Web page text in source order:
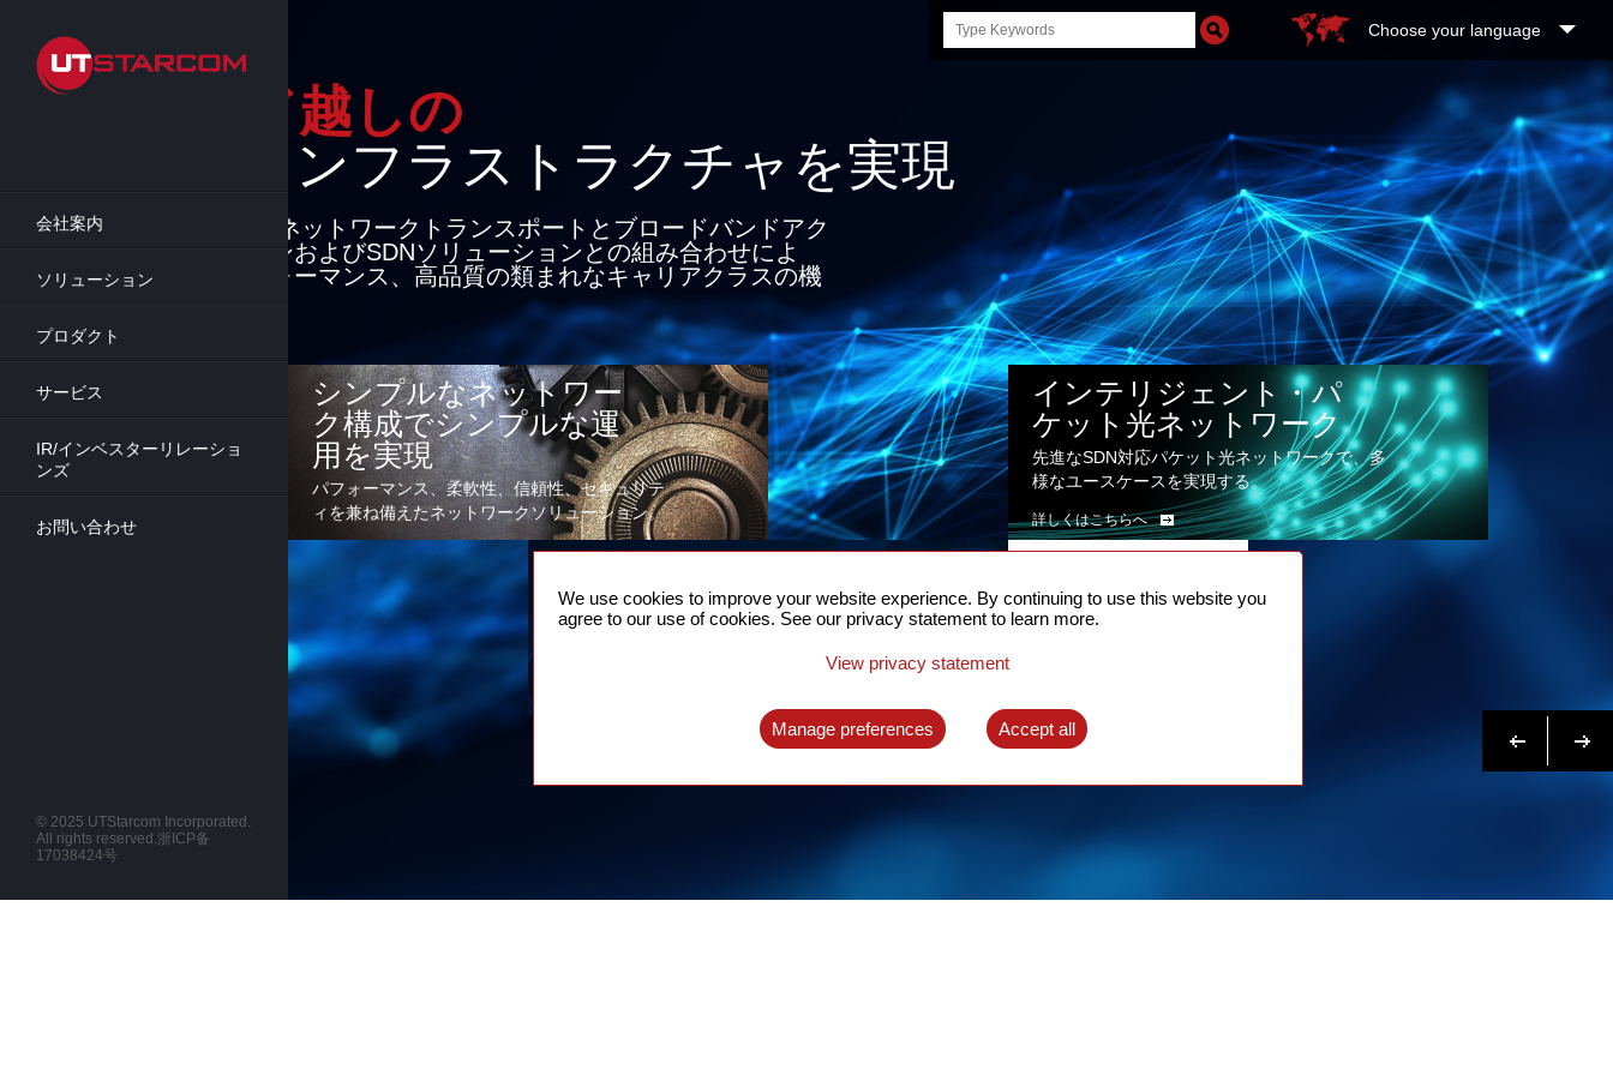
main
content
会社案内
ソリューション
プロダクト
サービス
IR/インベスターリレーショ
ンズ
お問い合わせ
Search
this
Choose your language
クラウド越しの
インフラストラクチャを実現
最先端のパケットネットワークトランスポートとブロードバンドアク
セスソリューションおよびSDNソリューションとの組み合わせによ
り、柔軟性、パフォーマンス、高品質の類まれなキャリアクラスの機
詳細
シンプルなネットワー
ク構成でシンプルな運
用を実現
パフォーマンス、柔軟性、信頼性、セキュリテ
ィを兼ね備えたネットワークソリューション。
詳しくはこちらへ
インテリジェント・パ
ケット光ネットワーク
先進なSDN対応パケット光ネットワークで、多
様なユースケースを実現する。
詳しくはこちらへ
同期
パケットネットワークに対応した完全な時刻同
詳しくはこちらへ
© 2025 UTStarcom Incorporated.
All rights reserved.浙ICP备
17038424号
We use cookies to improve your website experience. By continuing to use this website you
agree to our use of cookies. See our privacy statement to learn more.
View privacy statement
Manage preferences Accept all